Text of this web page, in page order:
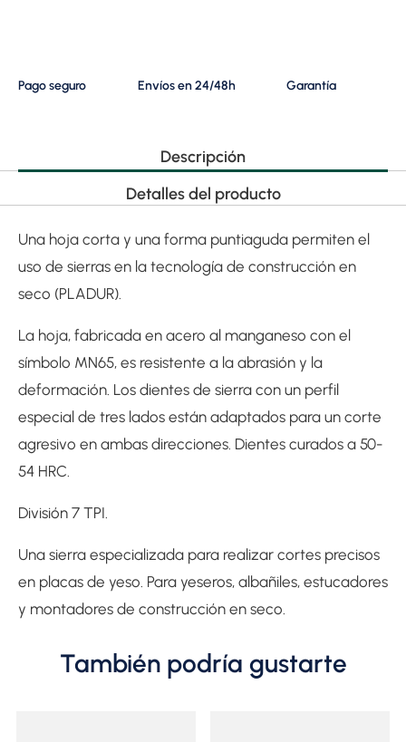
Pago seguro Envíos en 24/48h Garantía
Descripción
Detalles del producto
Una hoja corta y una forma puntiaguda permiten el
uso de sierras en la tecnología de construcción en
seco (PLADUR).
La hoja, fabricada en acero al manganeso con el
símbolo MN65, es resistente a la abrasión y la
deformación. Los dientes de sierra con un perfil
especial de tres lados están adaptados para un corte
agresivo en ambas direcciones. Dientes curados a 50-
54 HRC.
División 7 TPI.
Una sierra especializada para realizar cortes precisos
en placas de yeso. Para yeseros, albañiles, estucadores
y montadores de construcción en seco.
También podría gustarte